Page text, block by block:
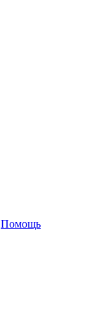
Помощь